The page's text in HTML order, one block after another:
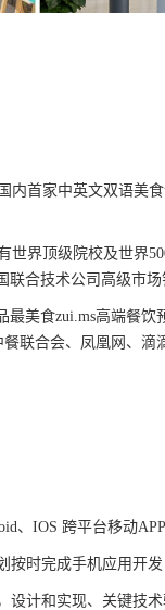
内首家中英文双语美
世界顶级院校及世界
联合技术公司高级市场
最美食zui.ms高端餐饮
餐联合会、凤凰网、
、 IOS 跨平台移动APP
按时完成手机应用开发
设计和实现、关键技术